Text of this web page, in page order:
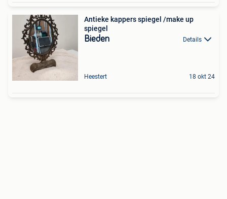
Antieke kappers spiegel /make up
spiegel
Bieden Details
Heestert 18 okt 24